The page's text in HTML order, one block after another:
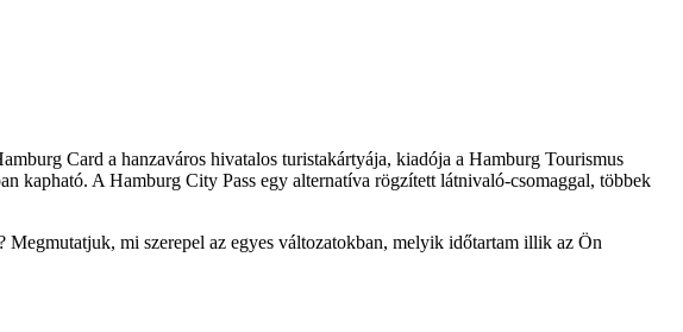
Card a hanzaváros hivatalos turistakártyája, kiadója a Hamburg Tourismus
kapható. A Hamburg City Pass egy alternatíva rögzített látnivaló-csomaggal, többek
mi szerepel az egyes változatokban, melyik időtartam illik az Ön